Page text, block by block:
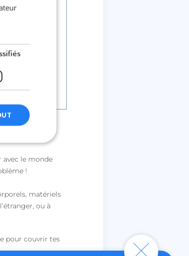
rapatriement.
avec le monde
!
matériels
ou à
pour couvrir tes
la
site